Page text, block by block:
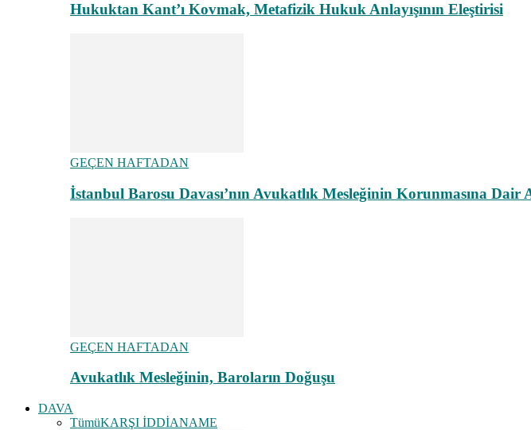
Hukuktan Kant’ı Kovmak, Metafizik Hukuk Anlayışının Eleştirisi
GEÇEN HAFTADAN
İstanbul Barosu Davası’nın Avukatlık Mesleğinin Korunmasına Dair
GEÇEN HAFTADAN
Avukatlık Mesleğinin, Baroların Doğuşu
DAVA
TümüKARŞI İDDİANAME